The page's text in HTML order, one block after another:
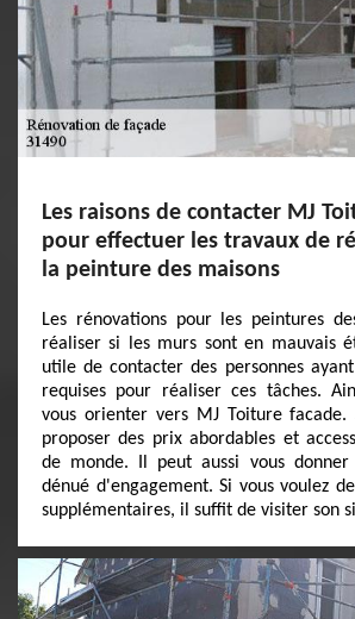
Les raisons de contacter MJ
pour effectuer les travaux de
la peinture des maisons
Les rénovations pour les peintures
réaliser si les murs sont en mauvais
utile de contacter des personnes
requises pour réaliser ces tâches.
vous orienter vers MJ Toiture facade.
proposer des prix abordables et
de monde. Il peut aussi vous
dénué d'engagement. Si vous voulez
supplémentaires, il suffit de visiter son